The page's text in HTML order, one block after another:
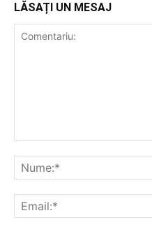
LĂSAȚI UN MESAJ